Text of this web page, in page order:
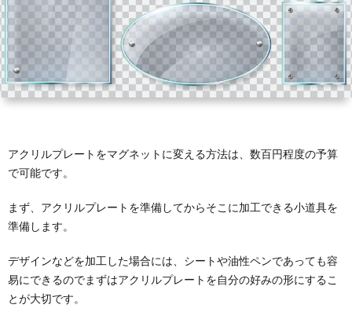
ー
ク
ー
ト
アクリルプレートをマグネットに変える方法は、数百円程度の予算
で可能です。
まず、アクリルプレートを準備してからそこに加工できる小道具を
準備します。
デザインなどを加工した場合には、シートや油性ペンであっても容
易にできるのでまずはアクリルプレートを自分の好みの形にするこ
とが大切です。